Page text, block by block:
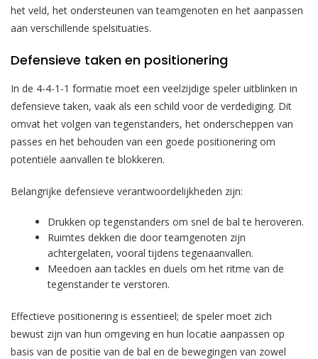
het veld, het ondersteunen van teamgenoten en het aanpassen
aan verschillende spelsituaties.
Defensieve taken en positionering
In de 4-4-1-1 formatie moet een veelzijdige speler uitblinken in
defensieve taken, vaak als een schild voor de verdediging. Dit
omvat het volgen van tegenstanders, het onderscheppen van
passes en het behouden van een goede positionering om
potentiële aanvallen te blokkeren.
Belangrijke defensieve verantwoordelijkheden zijn:
Drukken op tegenstanders om snel de bal te heroveren.
Ruimtes dekken die door teamgenoten zijn
achtergelaten, vooral tijdens tegenaanvallen.
Meedoen aan tackles en duels om het ritme van de
tegenstander te verstoren.
Effectieve positionering is essentieel; de speler moet zich
bewust zijn van hun omgeving en hun locatie aanpassen op
basis van de positie van de bal en de bewegingen van zowel